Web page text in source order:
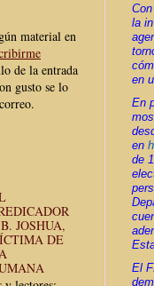
la
en
En
en
de
El
material en
de la entrada
gusto se lo
JOSHUA,
DE